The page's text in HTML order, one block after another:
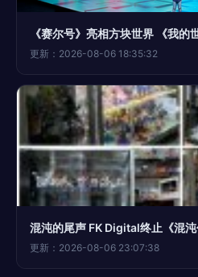
更新：2026-08-06 18:35:32
更新：2026-08-06 23:07:38